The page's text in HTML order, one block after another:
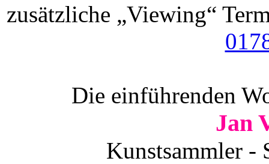
zusätzliche „Viewing“
Die einführenden
Jan
Kunstsammler